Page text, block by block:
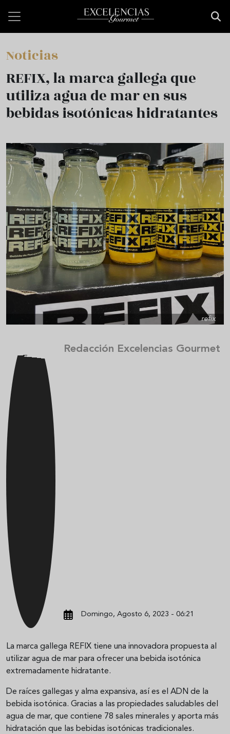
Noticias
REFIX, la marca gallega que
utiliza agua de mar en sus
bebidas isotónicas hidratantes
refix
Redacción Excelencias Gourmet
Domingo, Agosto 6, 2023 - 06:21
La marca gallega REFIX tiene una innovadora propuesta al
utilizar agua de mar para ofrecer una bebida isotónica
extremadamente hidratante.
De raíces gallegas y alma expansiva, así es el ADN de la
bebida isotónica. Gracias a las propiedades saludables del
agua de mar, que contiene 78 sales minerales y aporta más
hidratación que las bebidas isotónicas tradicionales.